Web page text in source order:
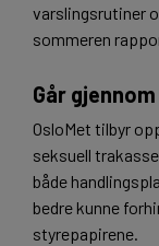
varslingsrutiner
sommeren
Går
OsloMet tilbyr
seksuell
både
bedre kunne
styrepapirene.